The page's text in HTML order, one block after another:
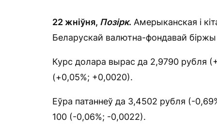
22 жніўня, Позірк. Амерыканская і
Беларускай валютна-фондавай біржы
Курс долара вырас да 2,9790 рубля
(+0,05%; +0,0020).
Еўра патаннеў да 3,4502 рубля (-
100 (-0,06%; -0,0022).